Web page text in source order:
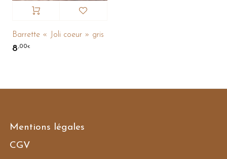
Barrette « Joli coeur » gris
8,00€
Mentions légales
CGV